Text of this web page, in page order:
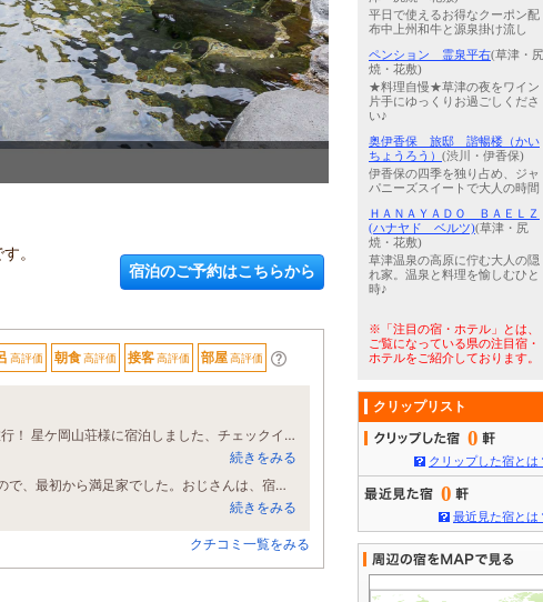
秋の夕食一例
。
宿泊のご予約はこちらから
高評価 朝食高評価 接客高評価 部屋高評価
夫婦で全国温泉旅行をしており、今回は以前から行きたかった尻焼温泉旅行！ 星ケ岡山荘様に宿泊しました、チェックイン後部屋に入りましたら 畳の上に髪の毛らしきものが数本落ちておりゴミ箱へ捨てましたが、宿泊地ではたまにある事なので仕方ないと思いました。 大浴場の内湯と露天風呂は湯温も丁度よく、落ち着いて入浴出来ました。 ただ、露天風呂の底の部分が所々ぬめりがあり、滑りそうになりましたので、たまにタワシなどで掃除をされた方が良いかも知れませんね。 その他、夕食朝食はとても美味しく、スタッフの接客も申し分なく、とても身体をリフレッシュする事が出来ました！ ありがとうございます。 また、機会がありましたら是非宜しくお願いします。
続きをみる
おじさんと2年ぶりに、お伺いしました。おじさんは、大のお気に入りなので、最初から満足家でした。おじさんは、宿の雰囲気（いろんなところに置かれた花）が好きみたいです。私は、宿のタオルがお気に入りです。「星ヶ岡山荘」と刺繍されているところです。
続きをみる
クチコミ一覧をみる
平日で使えるお得なクーポン配
布中上州和牛と源泉掛け流し
ペンション 霊泉平右(草津・尻
焼・花敷)
★料理自慢★草津の夜をワイン
片手にゆっくりお過ごしくださ
い♪
奥伊香保 旅邸 諧暢楼（かい
ちょうろう） (渋川・伊香保)
伊香保の四季を独り占め、ジャ
パニーズスイートで大人の時間
ＨＡＮＡＹＡＤＯ ＢＡＥＬＺ
(ハナヤド ベルツ)(草津・尻
焼・花敷)
草津温泉の高原に佇む大人の隠
れ家。温泉と料理を愉しむひと
時♪
※「注目の宿・ホテル」とは、
ご覧になっている県の注目宿・
ホテルをご紹介しております。
クリップリスト
0
クリップした宿とは
0
最近見た宿とは